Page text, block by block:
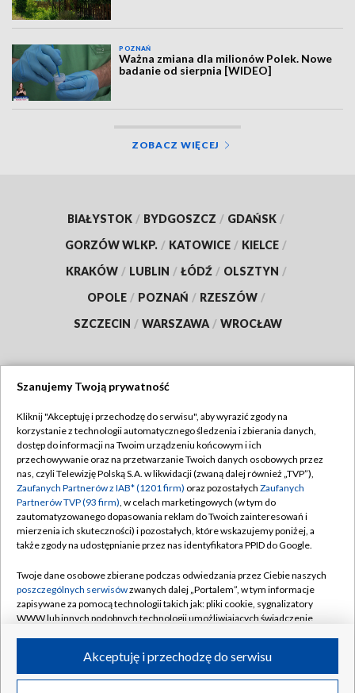
POZNAŃ
Ważna zmiana dla milionów Polek. Nowe
badanie od sierpnia [WIDEO]
ZOBACZ WIĘCEJ
BIAŁYSTOK / BYDGOSZCZ / GDAŃSK /
GORZÓW WLKP. / KATOWICE / KIELCE /
KRAKÓW / LUBLIN / ŁÓDŹ / OLSZTYN /
OPOLE / POZNAŃ / RZESZÓW /
SZCZECIN / WARSZAWA / WROCŁAW
TVP
Abonament TVP
Emisja w TVP
Centrum informacji TVP
Naziemna Telewizja Cyfrowa
Rada Programowa
System NOS
Informacje o nadawcy
Program dla prasy
Regulamin TVP
Polityka prywatności
Moje zgody
Pomoc
Kontakt
Kanały
©2026 Telewizja Polska S.A. w likwidacji
Szanujemy Twoją prywatność
Kliknij "Akceptuję i przechodzę do serwisu", aby wyrazić zgody na
korzystanie z technologii automatycznego śledzenia i zbierania danych,
dostęp do informacji na Twoim urządzeniu końcowym i ich
przechowywanie oraz na przetwarzanie Twoich danych osobowych przez
nas, czyli Telewizję Polską S.A. w likwidacji (zwaną dalej również „TVP”),
Zaufanych Partnerów z IAB* (1201 firm) oraz pozostałych Zaufanych
Partnerów TVP (93 firm), w celach marketingowych (w tym do
zautomatyzowanego dopasowania reklam do Twoich zainteresowań i
mierzenia ich skuteczności) i pozostałych, które wskazujemy poniżej, a
także zgody na udostępnianie przez nas identyfikatora PPID do Google.
Twoje dane osobowe zbierane podczas odwiedzania przez Ciebie naszych
poszczególnych serwisówzwanych dalej „Portalem”, w tym informacje
zapisywane za pomocą technologii takich jak: pliki cookie, sygnalizatory
WWW lub innych podobnych technologii umożliwiających świadczenie
ruchu w Internecie.Akceptuję i przechodzę do serwisu